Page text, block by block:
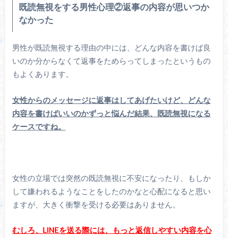
既読無視をする男性心理②返事の内容が思いつか
なかった
男性が既読無視する理由の中には、どんな内容を書けば良
いのか分からなくて返事をためらってしまったというもの
もよくあります。
女性からのメッセージに返事はしてあげたいけど、どんな
内容を書けばいいのかずっと悩んだ結果、既読無視になる
ケースですね。
女性の立場では突然の既読無視に不安になったり、もしか
して嫌われるようなことをしたのかなと心配になると思い
ますが、大きく衝撃を受ける必要はありません。
むしろ、LINEを送る際には、もっと返信しやすい内容を心